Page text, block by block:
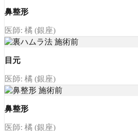
鼻整形
医師: 橘 (銀座)
目元
医師: 橘 (銀座)
鼻整形
医師: 橘 (銀座)